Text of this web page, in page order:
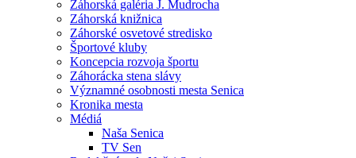
Záhorská galéria J. Mudrocha
Záhorská knižnica
Záhorské osvetové stredisko
Športové kluby
Koncepcia rozvoja športu
Záhorácka stena slávy
Významné osobnosti mesta Senica
Kronika mesta
Médiá
Naša Senica
TV Sen